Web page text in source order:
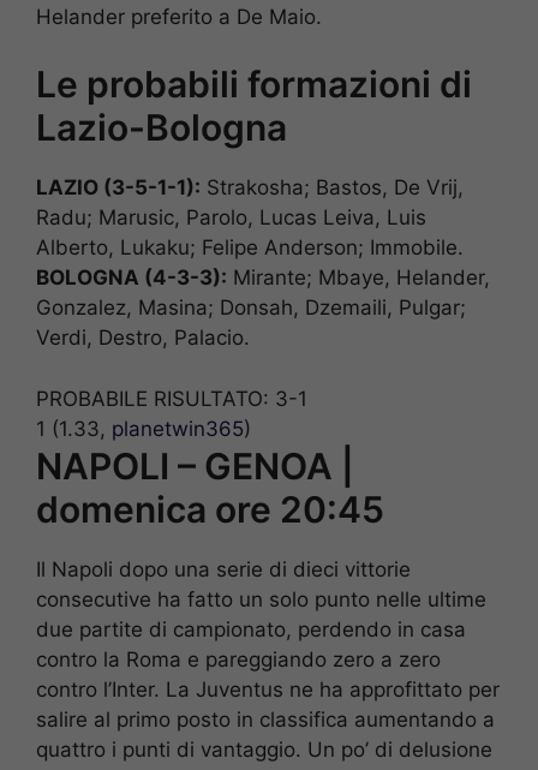
Helander preferito a De Maio.
Le probabili formazioni di
Lazio-Bologna
LAZIO (3-5-1-1): Strakosha; Bastos, De Vrij,
Radu; Marusic, Parolo, Lucas Leiva, Luis
Alberto, Lukaku; Felipe Anderson; Immobile.
BOLOGNA (4-3-3): Mirante; Mbaye, Helander,
Gonzalez, Masina; Donsah, Dzemaili, Pulgar;
Verdi, Destro, Palacio.
PROBABILE RISULTATO: 3-1
1 (1.33, planetwin365)
NAPOLI – GENOA |
domenica ore 20:45
Il Napoli dopo una serie di dieci vittorie
consecutive ha fatto un solo punto nelle ultime
due partite di campionato, perdendo in casa
contro la Roma e pareggiando zero a zero
contro l’Inter. La Juventus ne ha approfittato per
salire al primo posto in classifica aumentando a
quattro i punti di vantaggio. Un po’ di delusione